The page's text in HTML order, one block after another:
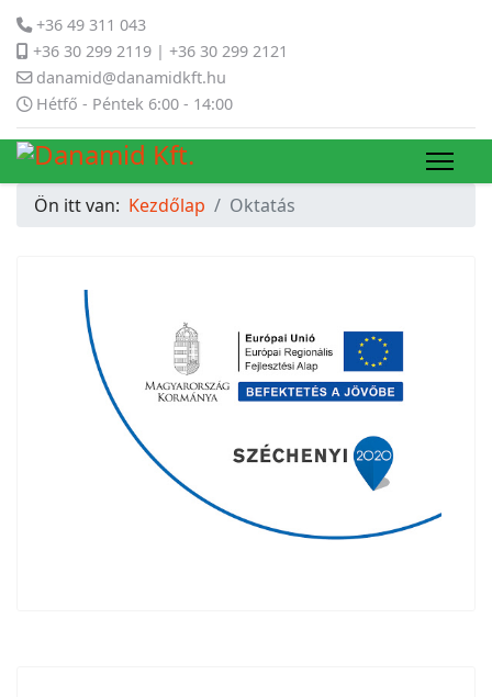
+36 49 311 043
+36 30 299 2119 | +36 30 299 2121
danamid@danamidkft.hu
Hétfő - Péntek 6:00 - 14:00
Ön itt van: Kezdőlap Oktatás